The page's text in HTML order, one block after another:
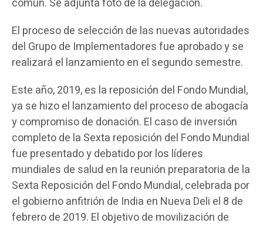
común. Se adjunta foto de la delegación.
El proceso de selección de las nuevas autoridades
del Grupo de Implementadores fue aprobado y se
realizará el lanzamiento en el segundo semestre.
Este año, 2019, es la reposición del Fondo Mundial,
ya se hizo el lanzamiento del proceso de abogacía
y compromiso de donación. El caso de inversión
completo de la Sexta reposición del Fondo Mundial
fue presentado y debatido por los líderes
mundiales de salud en la reunión preparatoria de la
Sexta Reposición del Fondo Mundial, celebrada por
el gobierno anfitrión de India en Nueva Deli el 8 de
febrero de 2019. El objetivo de movilización de